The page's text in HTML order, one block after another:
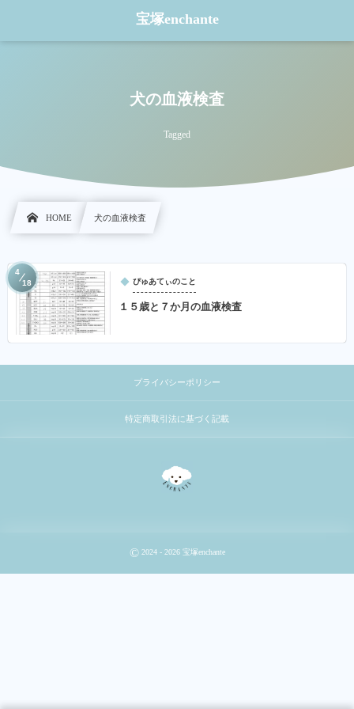
宝塚enchante
犬の血液検査
Tagged
HOME 犬の血液検査
ぴゅあてぃのこと
１５歳と７か月の血液検査
4
18
プライバシーポリシー
特定商取引法に基づく記載
©2024 - 2026 宝塚enchante